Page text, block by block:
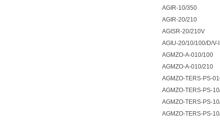
AGIR-10/350
AGIR-20/210
AGISR-20/210V
AGIU-20/10/100/D/V-
AGMZO-A-010/100
AGMZO-A-010/210
AGMZO-TERS-PS-
AGMZO-TERS-PS-
AGMZO-TERS-PS-
AGMZO-TERS-PS-